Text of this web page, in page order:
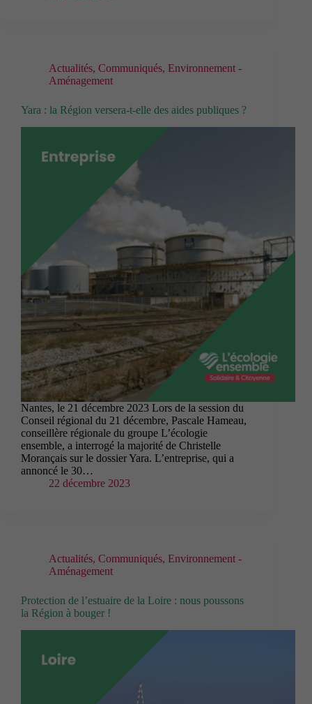
Actualités, Communiqués, Environnement -
Aménagement
Yara : la Région versera-t-elle des aides publiques ?
Nantes, le 21 décembre 2023 Lors de la session du
Conseil régional du 21 décembre, Pascale Hameau,
conseillère régionale du groupe L’écologie
ensemble, a interrogé la majorité de Christelle
Morançais sur le dossier Yara. L’entreprise, qui a
annoncé le 30…
22 décembre 2023
Actualités, Communiqués, Environnement -
Aménagement
Protection de l’estuaire de la Loire : nous poussons
la Région à bouger !